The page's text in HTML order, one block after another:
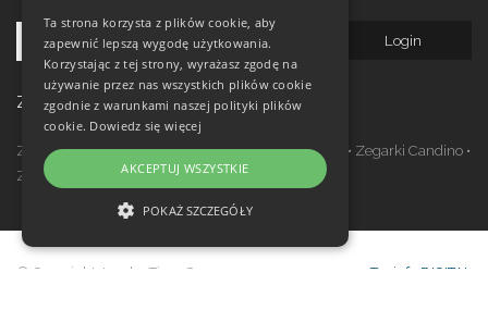
Zegarki w ofercie
Zegarki Festina•Zegarki Kronaby•Zegarki Jaguar • Zegarki Candino •
Zegarki Lotus
Zegarki Calypso
© Copyright Janeba Time Sp. z o.o. 2017-
Topinfo DIGITAL
Ta strona korzysta z plików cookie, aby
zapewnić lepszą wygodę użytkowania.
Korzystając z tej strony, wyrażasz zgodę na
używanie przez nas wszystkich plików cookie
zgodnie z warunkami naszej polityki plików
cookie. Dowiedz się więcej
AKCEPTUJ WSZYSTKIE
POKAŻ SZCZEGÓŁY
NIEZBĘDNE